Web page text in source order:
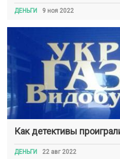
ДЕНЬГИ 9 ноя 2022
Как детективы
ДЕНЬГИ 22 авг 2022